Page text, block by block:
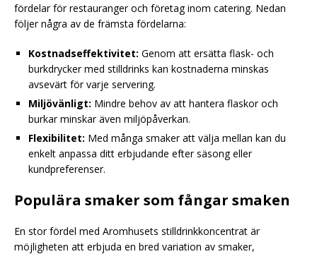
fördelar för restauranger och företag inom catering. Nedan
följer några av de främsta fördelarna:
Kostnadseffektivitet: Genom att ersätta flask- och
burkdrycker med stilldrinks kan kostnaderna minskas
avsevärt för varje servering.
Miljövänligt: Mindre behov av att hantera flaskor och
burkar minskar även miljöpåverkan.
Flexibilitet: Med många smaker att välja mellan kan du
enkelt anpassa ditt erbjudande efter säsong eller
kundpreferenser.
Populära smaker som fångar smaken
En stor fördel med Aromhusets stilldrinkkoncentrat är
möjligheten att erbjuda en bred variation av smaker,